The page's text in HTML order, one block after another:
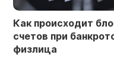
Как происходит
счетов при
физлица